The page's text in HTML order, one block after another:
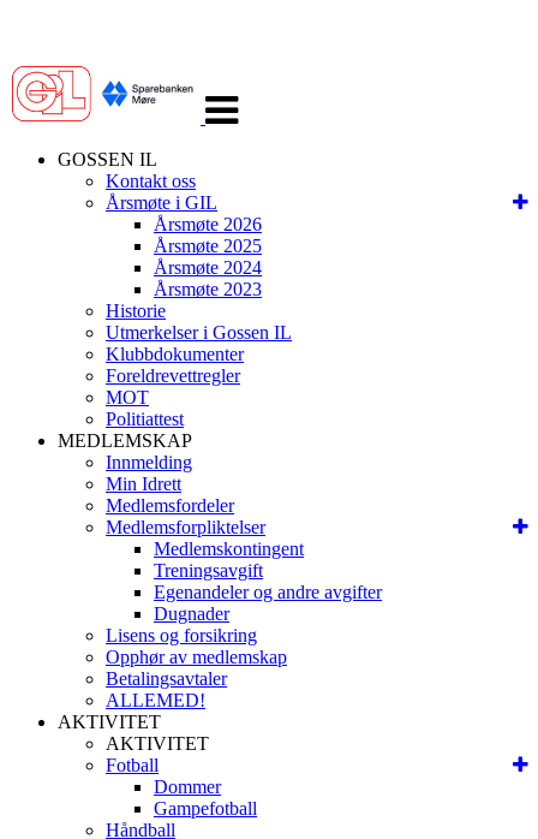
navigasjon
GOSSEN IL
Kontakt oss
Årsmøte i GIL
Årsmøte 2026
Årsmøte 2025
Årsmøte 2024
Årsmøte 2023
Historie
Utmerkelser i Gossen IL
Klubbdokumenter
Foreldrevettregler
MOT
Politiattest
MEDLEMSKAP
Innmelding
Min Idrett
Medlemsfordeler
Medlemsforpliktelser
Medlemskontingent
Treningsavgift
Egenandeler og andre avgifter
Dugnader
Lisens og forsikring
Opphør av medlemskap
Betalingsavtaler
ALLEMED!
AKTIVITET
AKTIVITET
Fotball
Dommer
Gampefotball
Håndball